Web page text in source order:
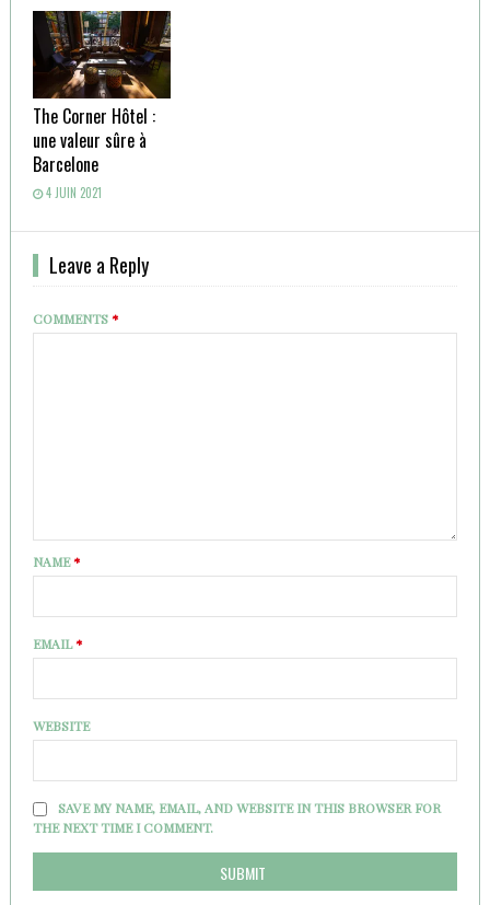
The Corner Hôtel :
une valeur sûre à
Barcelone
4 JUIN 2021
Leave a Reply
COMMENTS*
NAME*
EMAIL*
WEBSITE
SAVE MY NAME, EMAIL, AND WEBSITE IN THIS BROWSER FOR
THE NEXT TIME I COMMENT.